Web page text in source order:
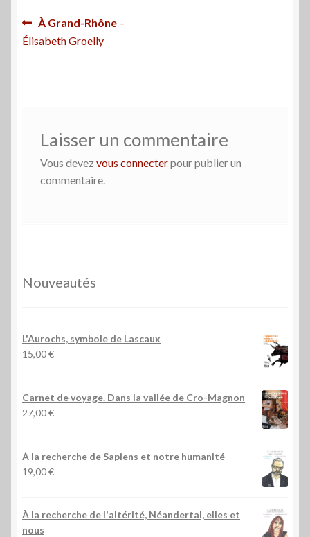
Navigation
de
Article
précédent :
À Grand-Rhône–
Élisabeth Groelly
Laisser un commentaire
Vous devez vous connecterpour publier un
commentaire.
Nouveautés
L'Aurochs, symbole de Lascaux
15,00€
Carnet de voyage. Dans la vallée de Cro-Magnon
27,00€
À la recherche de Sapiens et notre humanité
19,00€
À la recherche de l'altérité, Néandertal, elles et
nous